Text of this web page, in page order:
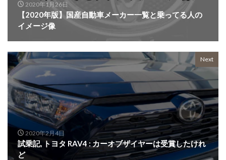
2020年1月26日
【2020年版】国産自動車メーカー一覧と乗ってる人の
イメージ像
Next
2020年2月4日
試乗記, トヨタ RAV4 : カーオブザイヤーは受賞したけれ
ど